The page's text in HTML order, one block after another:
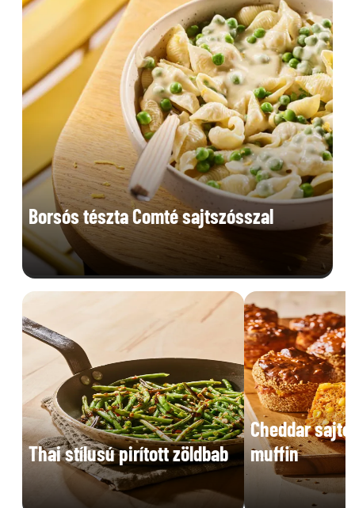
Borsós tészta Comté sajtszósszal
Thai stílusú pirított zöldbab
Cheddar
muffin